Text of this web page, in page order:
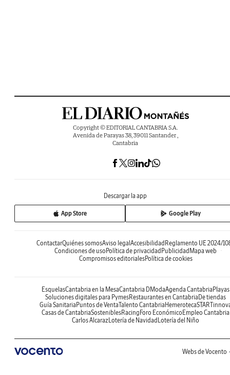
Copyright © EDITORIAL CANTABRIA S.A.
Avenida de Parayas 38, 39011 Santander ,
Cantabria
Descargar la app
App Store Google Play
ContactarQuiénes somosAviso legal Accesibilidad Reglamento UE 2024/
Condiciones de uso Política de privacidad Publicidad Mapa web
Compromisos editorialesPolítica de cookies
EsquelasCantabria en la MesaCantabria DModaAgenda Cantabria Playas
Soluciones digitales para PymesRestaurantes en Cantabria De tiendas
Guía Sanitaria Puntos de VentaTalento Cantabria Hemeroteca
Casas de CantabriaSosteniblesRacing Foro Económico Empleo Cantabria
Carlos Alcaraz Lotería de Navidad Lotería del Niño
Webs de Vocento